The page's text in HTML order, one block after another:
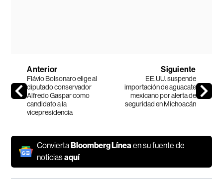
Anterior
Flávio Bolsonaro elige al
diputado conservador
Alfredo Gaspar como
candidato a la
vicepresidencia
Siguiente
EE.UU. suspende
importación de aguacate
mexicano por alerta de
seguridad en Michoacán
ConviertaBloomberg Líneaen su fuente de
noticiasaquí